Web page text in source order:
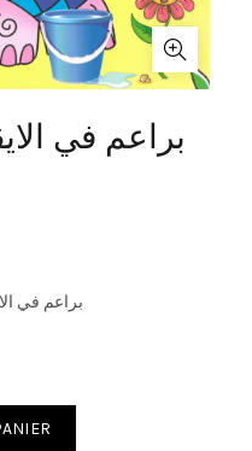
براعم في
براعم في